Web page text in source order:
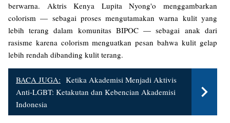
berwarna. Aktris Kenya Lupita Nyong'o menggambarkan
colorism — sebagai proses mengutamakan warna kulit yang
lebih terang dalam komunitas BIPOC — sebagai anak dari
rasisme karena colorism menguatkan pesan bahwa kulit gelap
lebih rendah dibanding kulit terang.
BACA JUGA: Ketika Akademisi Menjadi Aktivis
Anti-LGBT: Ketakutan dan Kebencian Akademisi
Indonesia